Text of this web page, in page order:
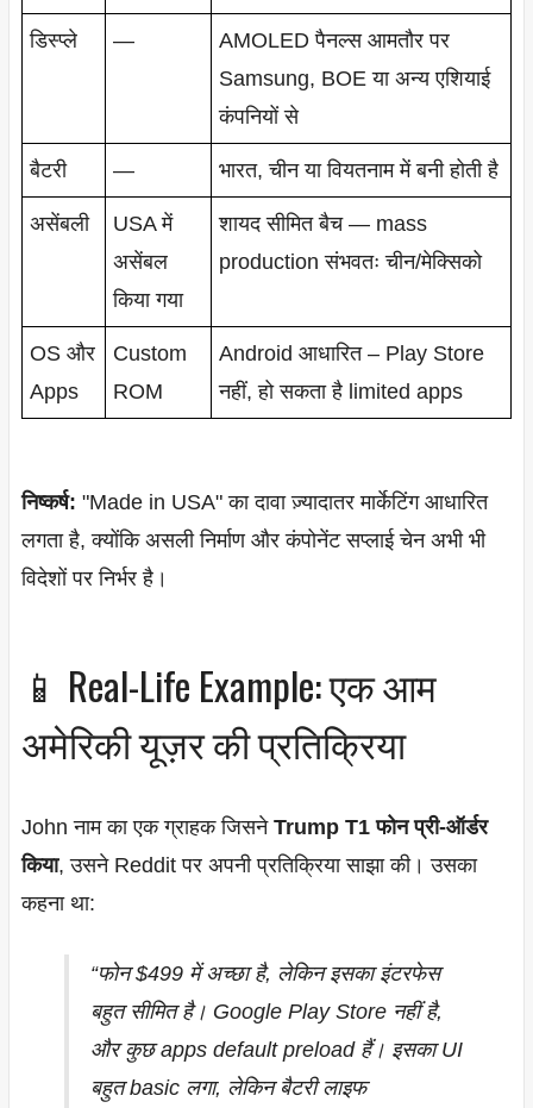
डिस्प्ले —
AMOLED पैनल्स आमतौर पर
Samsung, BOE या अन्य एशियाई
कंपनियों से
बैटरी — भारत, चीन या वियतनाम में बनी होती है
असेंबली
USA में
असेंबल
किया गया
शायद सीमित बैच — mass
production संभवतः चीन/मेक्सिको
OS और
Apps
Custom
ROM
Android आधारित – Play Store
नहीं, हो सकता है limited apps
निष्कर्ष: "Made in USA" का दावा ज़्यादातर मार्केटिंग आधारित
लगता है, क्योंकि असली निर्माण और कंपोनेंट सप्लाई चेन अभी भी
विदेशों पर निर्भर है।
📱 Real-Life Example: एक आम
अमेरिकी यूज़र की प्रतिक्रिया
John नाम का एक ग्राहक जिसने Trump T1 फोन प्री-ऑर्डर
किया, उसने Reddit पर अपनी प्रतिक्रिया साझा की। उसका
कहना था:
“फोन $499 में अच्छा है, लेकिन इसका इंटरफेस
बहुत सीमित है। Google Play Store नहीं है,
और कुछ apps default preload हैं। इसका UI
बहुत basic लगा, लेकिन बैटरी लाइफ